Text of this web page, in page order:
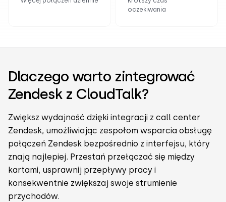
oczekiwania
Dlaczego warto zintegrować
Zendesk z CloudTalk?
Zwiększ wydajność dzięki integracji z call center
Zendesk, umożliwiając zespołom wsparcia obsługę
połączeń Zendesk bezpośrednio z interfejsu, który
znają najlepiej. Przestań przełączać się między
kartami, usprawnij przepływy pracy i
konsekwentnie zwiększaj swoje strumienie
przychodów.